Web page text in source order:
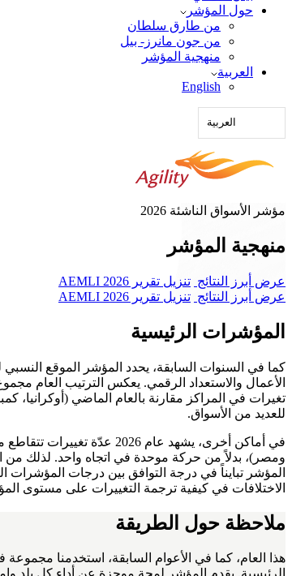
حول المؤشر
من طارق سلطان
من جون مانرز- بيل
منهجية المؤشر
العربية‏
English
العربية‏
مؤشر الأسواق الناشئة 2026
منهجية المؤشر
عرض أبرز النتائج تنزيل تقرير AEMLI 2026
عرض أبرز النتائج تنزيل تقرير AEMLI 2026
المؤشرات الرئيسية
تغيرات في المراكز مقارنة بالعام الماضي (أوكرانيا،
للعديد من الأسواق.
في أماكن أخرى، يشهد
ومصر)، بدلاً من حركة موحدة في اتجاه واحد. لذلك من
المؤشر تبايناً في درجة التوافق بين درجات المؤشرات
الاختلافات في كيفية ترجمة التغييرات على مستوى
ملاحظة حول الطريقة